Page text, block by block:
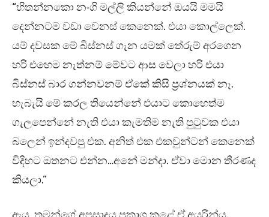
“හිතන්නකො නංගි මල්ලි කියන්නේ ඔයයි මමයි
දෙන්නටම වඩා වෙනස් කෙනෙක්. එයා කොල්ලෙක්.
යම් දවසක මේ බිස්නස් ගැන යමක් තේරුම් අරගෙන
හරි එහෙම නැත්නම් මේවට ආස වෙලා හරි එයා
බිස්නස් බාර ගන්නවනම් ඒකේ කිසි ප්‍රශ්නයක් නෑ.
හැබැයි මේ කරල තියෙන්නේ එයාට කොහෙත්ම
ගැලපෙන්නේ නැති එයා කැමතිම නැති පුටුවක එයා
බලෙන් ඉන්දවපු එක. අනිත් එක එකවුන්ටන් කෙනෙක්
විදිහට ඔතනට එන්න…අනේ මන්දා. ඒවා මොන තීරණද
කියලා.”